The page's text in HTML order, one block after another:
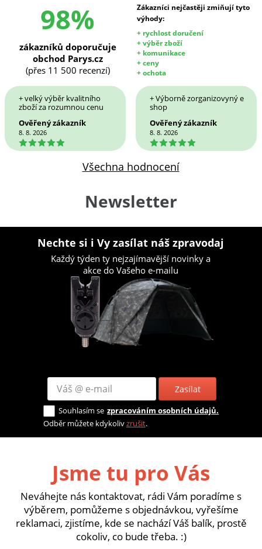
98%
Zákazníci nejčastěji zmiňují tyto
výhody:
+ rychlost doručení
+ výběr zboží
+ komunikace
+ ceny
+ ochota
zákazníků doporučuje
obchod Parys.cz
(přes 11 500 recenzí)
+ velký výběr kvalitního
zboží za rozumnou cenu
Ověřený zákazník
8. 8. 2026
5
+ Výborně zorganizovyný e
shop
Ověřený zákazník
8. 8. 2026
5
Všechna hodnocení
Newsletter
Nechte si i Vy zasílat náš zpravodaj
Každý týden ty nejzajímavější novinky a
akce do Vašeho e-mailu
Zasílat
Souhlasím se zpracováním osobních údajů.
Odběr můžete kdykolivzrušit.
Jsme tu pro Vás
Neváhejte nás kontaktovat, rádi Vám poradíme s
výběrem, pomůžeme s objednávkou, vyřešíme
reklamaci, zjistíme, kde se nachází Váš balík, prostě
cokoliv, co bude třeba. :)